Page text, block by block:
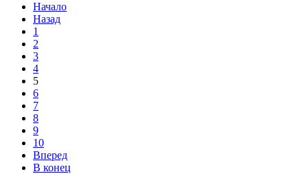
Начало
Назад
1
2
3
4
5
6
7
8
9
10
Вперед
В конец